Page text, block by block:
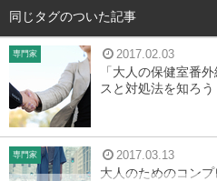
同じタグのついた記事
専門家 2017.02.03
「大人の保健室番
スと対処法を知ろう
専門家 2017.03.13
大人のためのコン